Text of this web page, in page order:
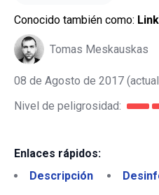
Conocido también como:
Tomas Meskauskas
08 de Agosto de 2017
Nivel de peligrosidad:
Enlaces rápidos:
Descripción